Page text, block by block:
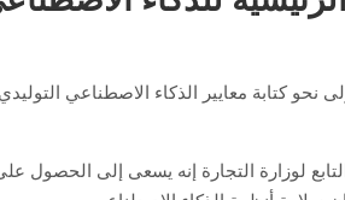
نحو كتابة معايير الذكاء الاصطناعي
التابع لوزارة التجارة إنه يسعى إلى